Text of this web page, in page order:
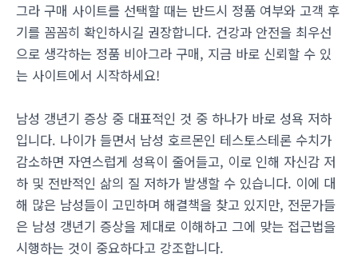
그라 구매 사이트를 선택할 때는 반드시 정품 여부와 고객 후
기를 꼼꼼히 확인하시길 권장합니다. 건강과 안전을 최우선
으로 생각하는 정품 비아그라 구매, 지금 바로 신뢰할 수 있
는 사이트에서 시작하세요!
남성 갱년기 증상 중 대표적인 것 중 하나가 바로 성욕 저하
입니다. 나이가 들면서 남성 호르몬인 테스토스테론 수치가
감소하면 자연스럽게 성욕이 줄어들고, 이로 인해 자신감 저
하 및 전반적인 삶의 질 저하가 발생할 수 있습니다. 이에 대
해 많은 남성들이 고민하며 해결책을 찾고 있지만, 전문가들
은 남성 갱년기 증상을 제대로 이해하고 그에 맞는 접근법을
시행하는 것이 중요하다고 강조합니다.